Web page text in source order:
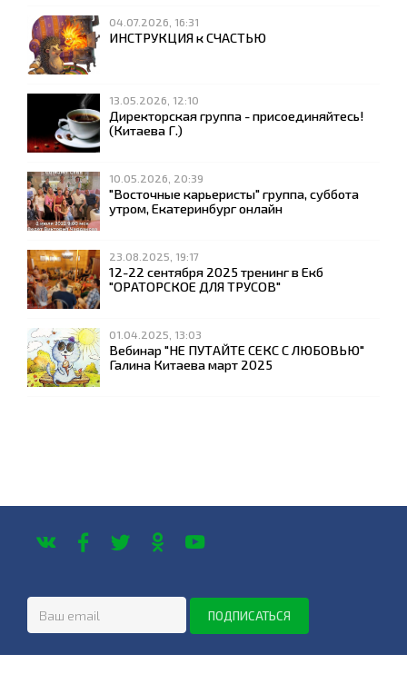
04.07.2026, 16:31
ИНСТРУКЦИЯ к СЧАСТЬЮ
13.05.2026, 12:10
Директорская группа - присоединяйтесь!
(Китаева Г.)
10.05.2026, 20:39
"Восточные карьеристы" группа, суббота
утром, Екатеринбург онлайн
23.08.2025, 19:17
12-22 сентября 2025 тренинг в Екб
"ОРАТОРСКОЕ ДЛЯ ТРУСОВ"
01.04.2025, 13:03
Вебинар "НЕ ПУТАЙТЕ СЕКС С ЛЮБОВЬЮ"
Галина Китаева март 2025